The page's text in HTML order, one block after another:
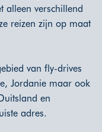
alleen verschillend
reizen zijn op maat
van fly-drives
Jordanie maar ook
en
adres.